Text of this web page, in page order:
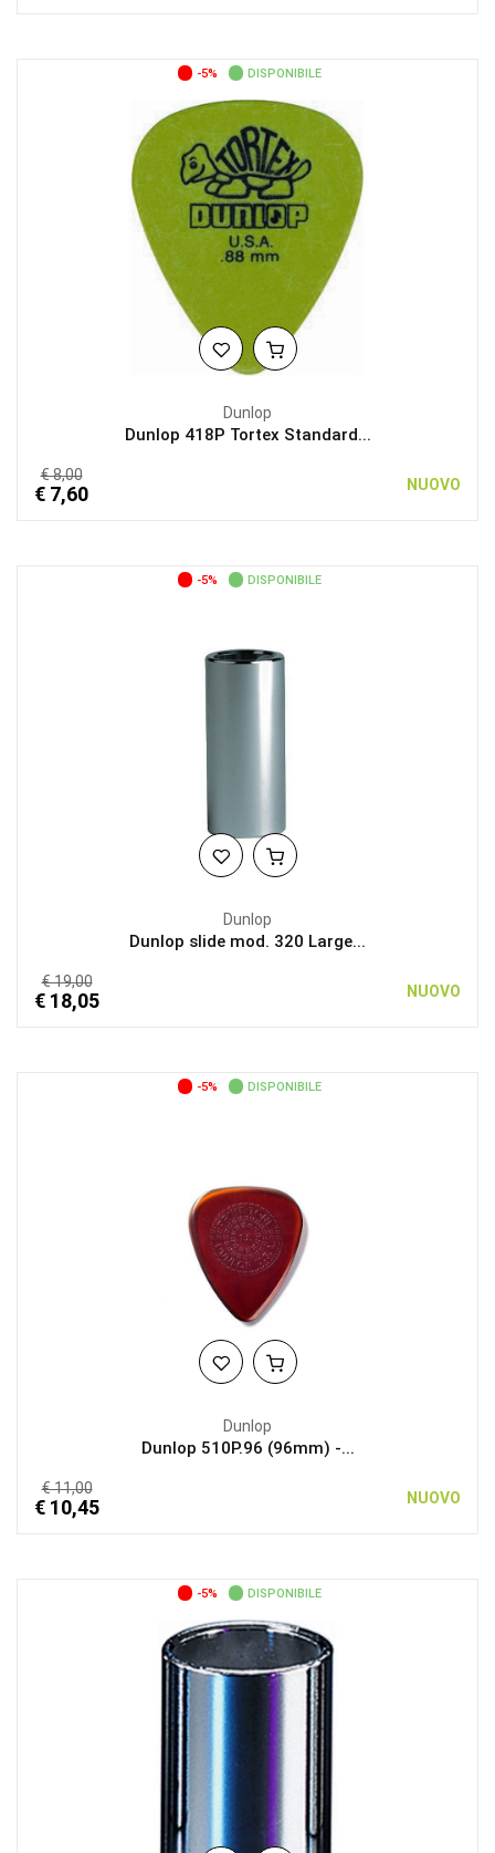
-5% DISPONIBILE
Dunlop
Dunlop 418P Tortex Standard...
€ 8,00
€ 7,60 NUOVO
-5% DISPONIBILE
Dunlop
Dunlop slide mod. 320 Large...
€ 19,00
€ 18,05 NUOVO
-5% DISPONIBILE
Dunlop
Dunlop 510P.96 (96mm) -...
€ 11,00
€ 10,45 NUOVO
-5% DISPONIBILE